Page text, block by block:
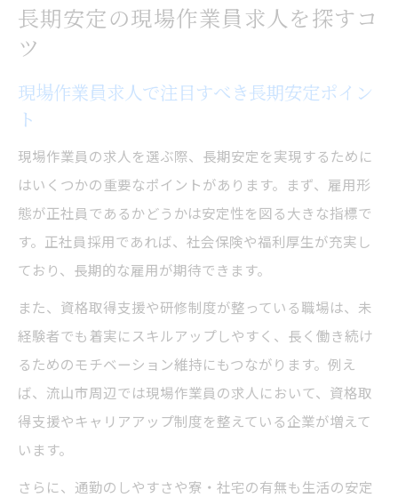
現場作業員求人を長期で続けるための秘訣
流山市で働ける現場作業員の魅力解説
流山市の現場作業員求人が人気の理由とは
現場作業員求人で見える流山市の職場環境
流山市で探す現場作業員求人の現状と傾向
現場作業員求人から見る流山市の安定性
現場作業員求人選びで後悔しない方法
現場作業員求人選びで後悔しない比較ポイ
ント
長期安定を実現する現場作業員求人の見方
現場作業員求人で後悔しない選択肢の探し
現場作業員求人で失敗しない条件整理のコ
長期安定の現場作業員求人を探すコ
ツ
現場作業員求人で注目すべき長期安定ポイン
ト
現場作業員の求人を選ぶ際、長期安定を実現するために
はいくつかの重要なポイントがあります。まず、雇用形
態が正社員であるかどうかは安定性を図る大きな指標で
す。正社員採用であれば、社会保険や福利厚生が充実し
ており、長期的な雇用が期待できます。
また、資格取得支援や研修制度が整っている職場は、未
経験者でも着実にスキルアップしやすく、長く働き続け
るためのモチベーション維持にもつながります。例え
ば、流山市周辺では現場作業員の求人において、資格取
得支援やキャリアアップ制度を整えている企業が増えて
います。
さらに、通勤のしやすさや寮・社宅の有無も生活の安定